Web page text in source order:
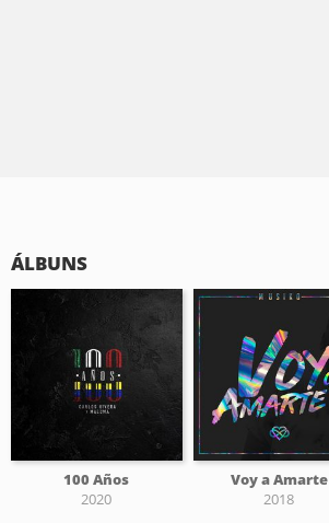
ÁLBUNS
100 Años
2020
Voy a Amarte
2018